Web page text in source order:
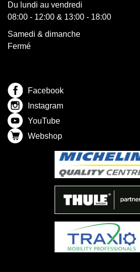
Du lundi au vendredi
08:00 - 12:00 & 13:00 - 18:00
Samedi & dimanche
Fermé
Facebook
Instagram
YouTube
Webshop